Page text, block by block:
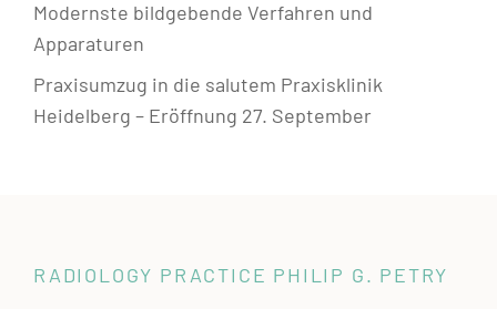
Modernste bildgebende Verfahren und
Apparaturen
Praxisumzug in die salutem Praxisklinik
Heidelberg – Eröffnung 27. September
RADIOLOGY PRACTICE PHILIP G. PETRY